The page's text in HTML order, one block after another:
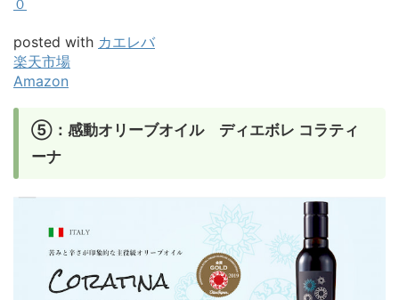
０
posted with カエレバ
楽天市場
Amazon
⑤：感動オリーブオイル ディエボレ コラティ
ーナ